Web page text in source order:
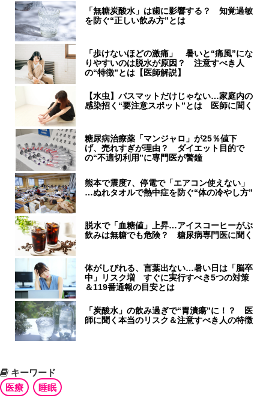
「無糖炭酸水」は歯に影響する？ 知覚過敏
を防ぐ“正しい飲み方”とは
「歩けないほどの激痛」 暑いと“痛風”にな
りやすいのは脱水が原因？ 注意すべき人
の“特徴”とは【医師解説】
【水虫】バスマットだけじゃない…家庭内の
感染招く“要注意スポット”とは 医師に聞く
糖尿病治療薬「マンジャロ」が25％値下
げ、売れすぎが理由？ ダイエット目的で
の“不適切利用”に専門医が警鐘
熊本で震度7、停電で「エアコン使えない」
…ぬれタオルで熱中症を防ぐ“体の冷やし方”
脱水で「血糖値」上昇…アイスコーヒーがぶ
飲みは無糖でも危険？ 糖尿病専門医に聞く
体がしびれる、言葉出ない…暑い日は「脳卒
中」リスク増 すぐに実行すべき5つの対策
＆119番通報の目安とは
「炭酸水」の飲み過ぎで“胃潰瘍”に！？ 医
師に聞く本当のリスク＆注意すべき人の特徴
キーワード
医療
睡眠